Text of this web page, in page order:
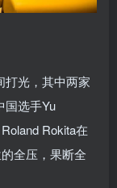
打光，其中两家
国选手Yu
Rokita在
全压，果断全